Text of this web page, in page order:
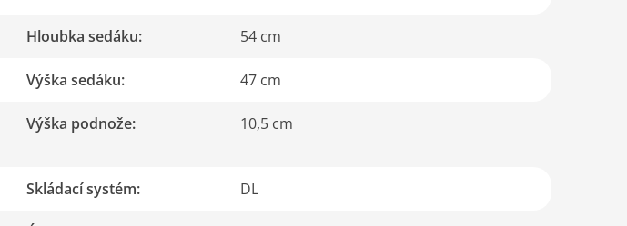
Hloubka sedáku: 54 cm
Výška sedáku: 47 cm
Výška podnože: 10,5 cm
Skládací systém: DL